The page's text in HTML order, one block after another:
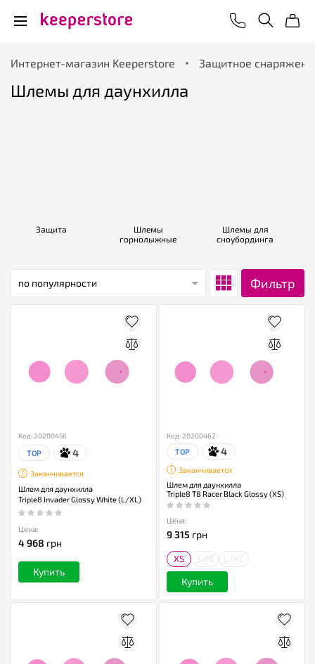
Интернет-магазин Keeperstore Защитное
Шлемы для даунхилла
Защита
Шлемы
горнолыжные
Шлемы для
сноубординга
по популярности Фильтр
Код: 20200456
TOP 4
Заканчивается
Шлем для даунхилла
Triple8 Invader Glossy White (L/XL)
Цена:
4 968 грн
Купить
Код: 20200462
TOP 4
Заканчивается
Шлем для даунхилла
Triple8 T8 Racer Black Glossy (XS)
Цена:
9 315 грн
XS
Купить